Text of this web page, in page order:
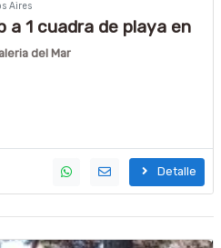
Aires
a 1 cuadra de playa en
del Mar
Detalle